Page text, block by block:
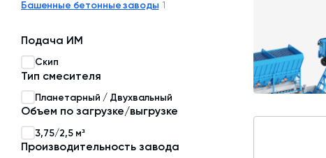
Авто и Ж/Д весы
Пневмооборудование
Датчики
Рециклинг
Околопрессовочное оборудование
Башенные бетонные заводы 1
Подача ИМ
Скип
Тип смесителя
Планетарный / Двухвальный
Объем по загрузке/выгрузке
3,75/2,5 м³
Производительность завода